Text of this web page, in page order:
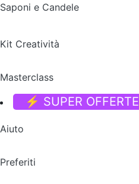
Saponi e Candele
Kit Creatività
Masterclass
⚡ SUPER OFFERTE
Aiuto
Preferiti